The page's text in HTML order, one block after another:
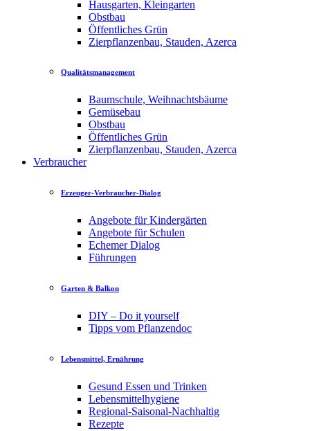
Hausgarten, Kleingarten
Obstbau
Öffentliches Grün
Zierpflanzenbau, Stauden, Azerca
Qualitätsmanagement
Baumschule, Weihnachtsbäume
Gemüsebau
Obstbau
Öffentliches Grün
Zierpflanzenbau, Stauden, Azerca
Verbraucher
Erzeuger-Verbraucher-Dialog
Angebote für Kindergärten
Angebote für Schulen
Echemer Dialog
Führungen
Garten & Balkon
DIY – Do it yourself
Tipps vom Pflanzendoc
Lebensmittel, Ernährung
Gesund Essen und Trinken
Lebensmittelhygiene
Regional-Saisonal-Nachhaltig
Rezepte